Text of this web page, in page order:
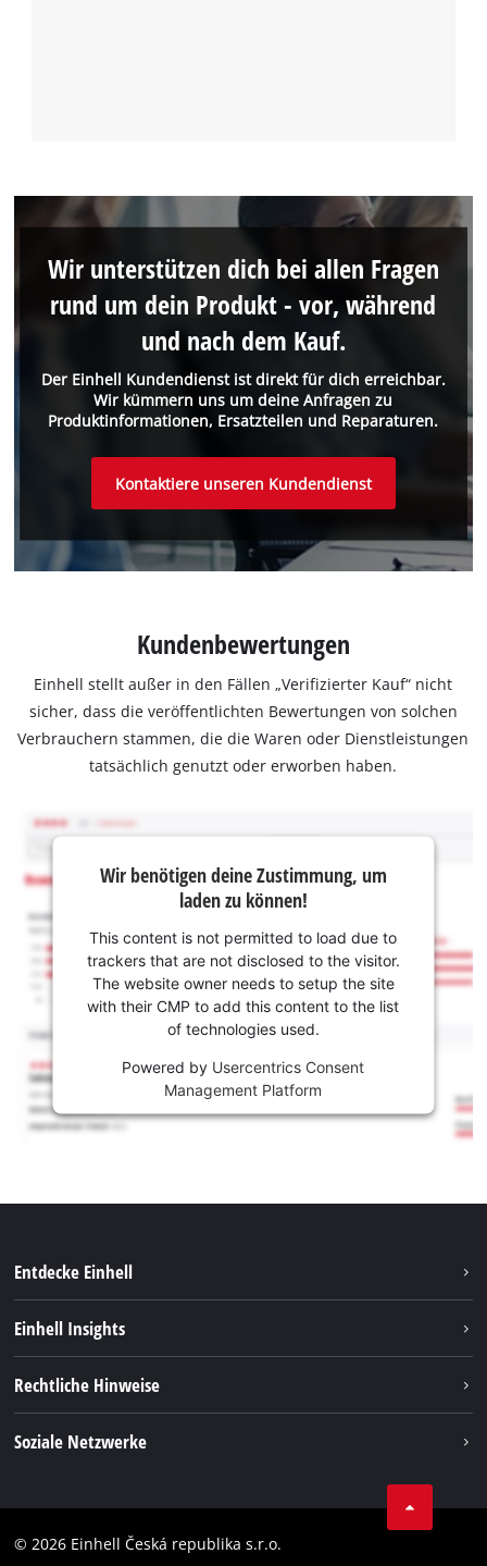
Der Einhell Kundendienst ist direkt für dich erreichbar.
Wir kümmern uns um deine Anfragen zu
Produktinformationen, Ersatzteilen und Reparaturen.
Wir unterstützen dich bei allen Fragen
rund um dein Produkt - vor, während
und nach dem Kauf.
Kontaktiere unseren Kundendienst
Kundenbewertungen
Einhell stellt außer in den Fällen „Verifizierter Kauf“ nicht
sicher, dass die veröffentlichten Bewertungen von solchen
Verbrauchern stammen, die die Waren oder Dienstleistungen
tatsächlich genutzt oder erworben haben.
Wir benötigen deine Zustimmung, um
laden zu können!
This content is not permitted to load due to
trackers that are not disclosed to the visitor.
The website owner needs to setup the site
with their CMP to add this content to the list
of technologies used.
Powered by Usercentrics Consent
Management Platform
Entdecke Einhell
Akkusystem
Einhell Insights
Rechtliche Hinweise
Barrierefreiheits-Erklärung
Soziale Netzwerke
Instagram
© 2026 Einhell Česká republika s.r.o.